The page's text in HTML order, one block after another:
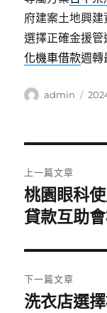
府建案土地興
選擇正確金援
化機車借款週轉
作
admin
發
章
導
覽
上一篇文章
上
一
文
章:
桃園眼科
貸款互助
下一篇文章
下
洗衣店選